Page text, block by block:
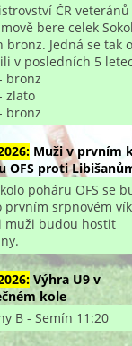
ČR veteránů
bere celek
bronz. Jedná se tak
v posledních 5
bronz
zlato
bronz
Muži v prvním
OFS proti
poháru OFS se
prvním srpnovém
muži budou hostit
Výhra U9 v
kole
B - Semín 11:20